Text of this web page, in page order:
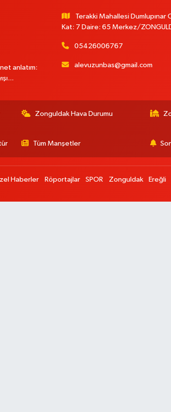
anlatım:
Terakki Mahallesi Dumlupınar
Kat: 7 Daire: 65 Merkez/
05426006767
alevuzunbas@gmail.com
Zonguldak Hava Durumu
Tüm Manşetler
Haberler Röportajlar SPOR Zonguldak Ereğli